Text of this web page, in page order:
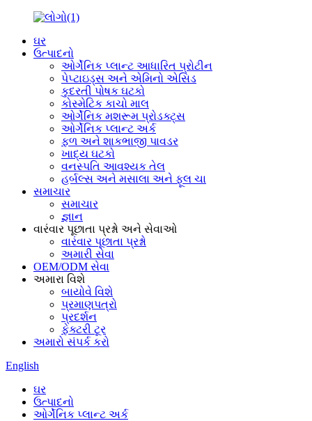
ઘર
ઉત્પાદનો
ઓર્ગેનિક પ્લાન્ટ આધારિત પ્રોટીન
પેપ્ટાઇડ્સ અને એમિનો એસિડ
કુદરતી પોષક ઘટકો
કોસ્મેટિક કાચો માલ
ઓર્ગેનિક મશરૂમ પ્રોડક્ટ્સ
ઓર્ગેનિક પ્લાન્ટ અર્ક
ફળ અને શાકભાજી પાવડર
ખાદ્ય ઘટકો
વનસ્પતિ આવશ્યક તેલ
હર્બલ્સ અને મસાલા અને ફૂલ ચા
સમાચાર
સમાચાર
જ્ઞાન
વારંવાર પૂછાતા પ્રશ્નો અને સેવાઓ
વારંવાર પૂછાતા પ્રશ્નો
અમારી સેવા
OEM/ODM સેવા
અમારા વિશે
બાયોવે વિશે
પ્રમાણપત્રો
પ્રદર્શન
ફેક્ટરી ટૂર
અમારો સંપર્ક કરો
English
ઘર
ઉત્પાદનો
ઓર્ગેનિક પ્લાન્ટ અર્ક